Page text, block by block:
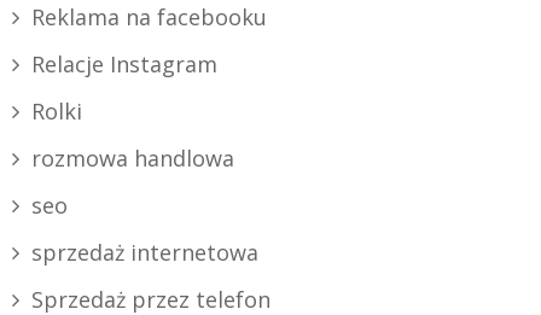
Reklama na facebooku
Relacje Instagram
Rolki
rozmowa handlowa
seo
sprzedaż internetowa
Sprzedaż przez telefon